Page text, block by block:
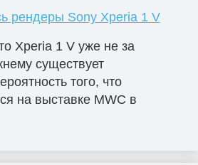
рендеры Sony Xperia 1 V
Xperia 1 V уже не за
существует
того, что
на выставке MWC в